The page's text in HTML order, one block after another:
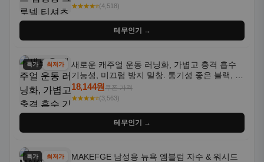
★★★★⭐(4,518)
테무인기 →
특가 최저가
새로운 캐주얼 운동 러닝화, 가볍고 충격 흡수
기능성, 미끄럼 방지 밑창. 통기성 좋은 블랙, 화
이트, 퍼플 그라데이션 색상
18,144원쿠폰 가격
★★★★⭐(3,563)
테무인기 →
특가 최저가 MAKEFGE 남성용 뉴욕 엠블럼 자수 & 워시드